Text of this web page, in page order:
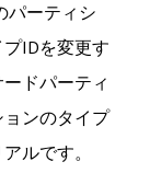
パーティシ
IDを変更す
ドパーティ
ンのタイプ
ルです。